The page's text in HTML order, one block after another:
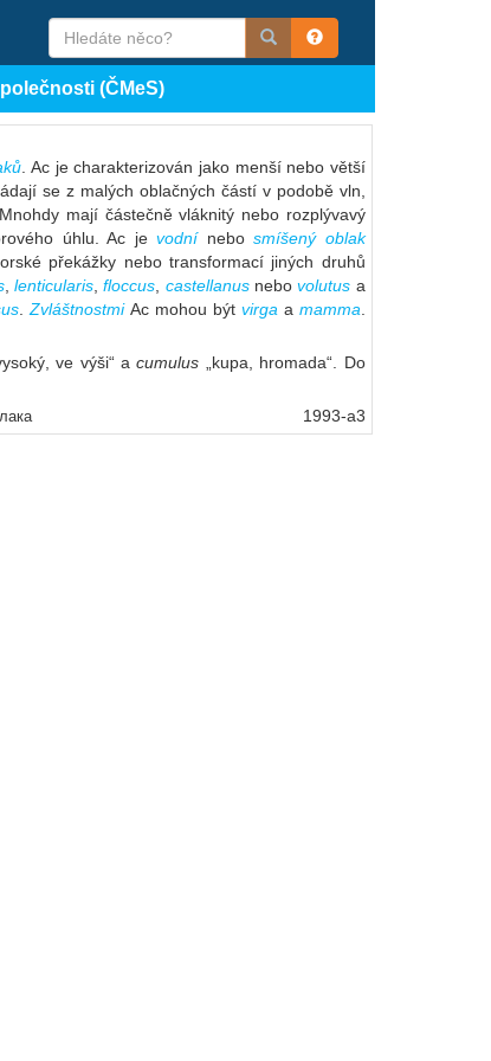
(ČMeS)
. Ac je charakterizován jako menší nebo větší
se z malých oblačných částí v podobě vln,
mají částečně vláknitý nebo rozplývavý
úhlu. Ac jevodnínebosmíšený oblak
překážky nebo transformací jiných druhů
, lenticularis ,floccus castellanusnebovolutus a
.Zvláštnostmi Ac mohou být virga a mamma
ve výši“ acumulus „kupa, hromada“. Do
1993-a3